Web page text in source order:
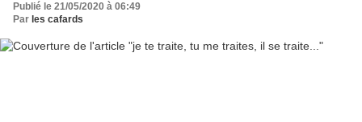
Publié le 21/05/2020 à 06:49
Par les cafards